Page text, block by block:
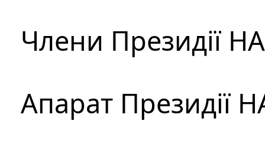
Члени Президії
Апарат Президії